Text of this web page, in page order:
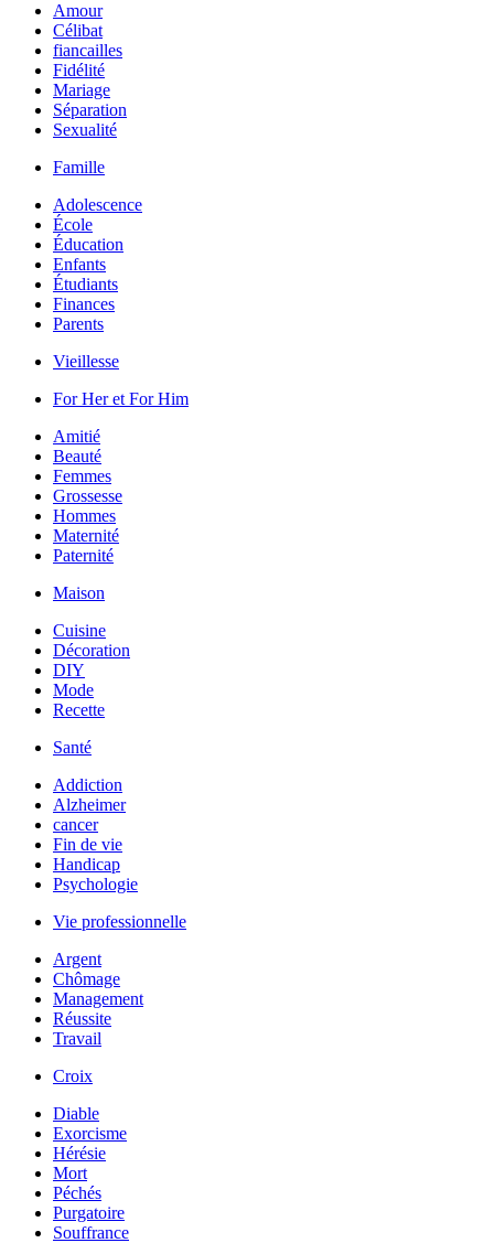
Amour
Célibat
fiancailles
Fidélité
Mariage
Séparation
Sexualité
Famille
Adolescence
École
Éducation
Enfants
Étudiants
Finances
Parents
Vieillesse
For Her et For Him
Amitié
Beauté
Femmes
Grossesse
Hommes
Maternité
Paternité
Maison
Cuisine
Décoration
DIY
Mode
Recette
Santé
Addiction
Alzheimer
cancer
Fin de vie
Handicap
Psychologie
Vie professionnelle
Argent
Chômage
Management
Réussite
Travail
Croix
Diable
Exorcisme
Hérésie
Mort
Péchés
Purgatoire
Souffrance